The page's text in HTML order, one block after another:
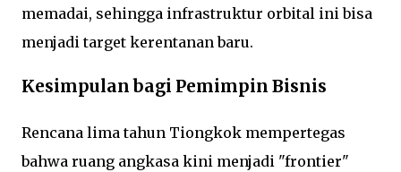
memadai, sehingga infrastruktur orbital ini bisa
menjadi target kerentanan baru.
Kesimpulan bagi Pemimpin Bisnis
Rencana lima tahun Tiongkok mempertegas
bahwa ruang angkasa kini menjadi "frontier"